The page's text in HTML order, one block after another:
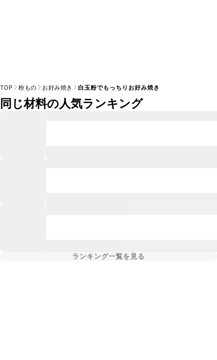
TOP 粉もの お好み焼き 白玉粉でもっちりお好み焼き
同じ材料の人気ランキング
ランキング一覧を見る